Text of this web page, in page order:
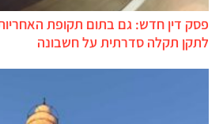
פסק דין חדש: גם בתום תקופת
לתקן תקלה סדרתית על חשבונה